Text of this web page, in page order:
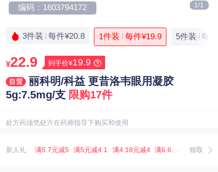
1/1
编码：1603794172
3件装 每件¥20.8 1件装 每件¥19.9 5件装 每
¥22.9 到手价¥19.9
丽科明/科益 更昔洛韦眼用凝胶
5g:7.5mg/支 限购17件
处方药须凭处方在药师指导下购买和使用
新人礼 领取
满5.7元减5 满5元减4.1 满4.18元减4 满6.67元减5.07 满